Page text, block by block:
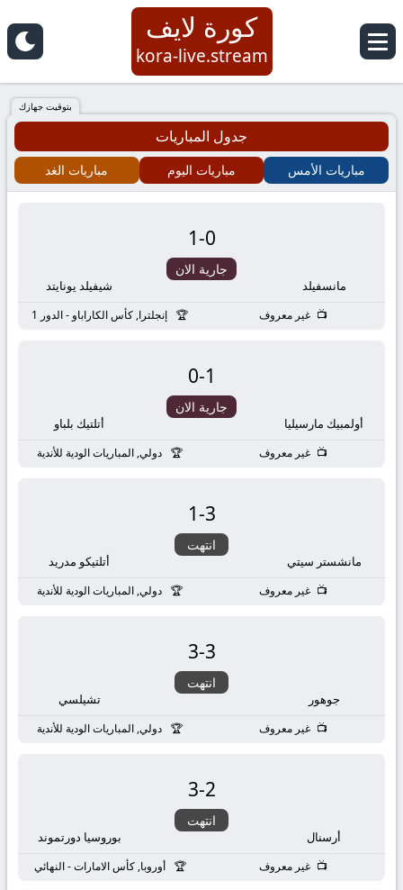
كورة
لايف
|
koora
مباريات
بث
مباشر
كورة لايف
kora-live.stream
بتوقيت جهازك
جدول المباريات
مباريات الأمس مباريات اليوم مباريات الغد
مانسفيلد
0
-
1
جارية الان
شيفيلد يونايتد
غير معروف إنجلترا, كأس الكاراباو - الدور 1
أولمبيك مارسيليا
1
-
0
جارية الان
أتلتيك بلباو
غير معروف دولي, المباريات الودية للأندية
مانشستر سيتي
3
-
1
انتهت
أتلتيكو مدريد
غير معروف دولي, المباريات الودية للأندية
جوهور
3
-
3
انتهت
تشيلسي
غير معروف دولي, المباريات الودية للأندية
أرسنال
2
-
3
انتهت
بوروسيا دورتموند
غير معروف أوروبا, كأس الامارات - النهائي